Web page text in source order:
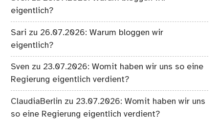
eigentlich?
Sari zu 26.07.2026: Warum bloggen wir
eigentlich?
Sven zu 23.07.2026: Womit haben wir uns so eine
Regierung eigentlich verdient?
ClaudiaBerlin zu 23.07.2026: Womit haben wir uns
so eine Regierung eigentlich verdient?